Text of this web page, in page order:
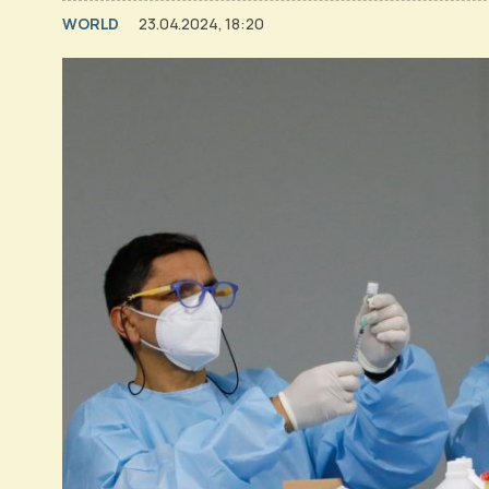
WORLD 23.04.2024, 18:20